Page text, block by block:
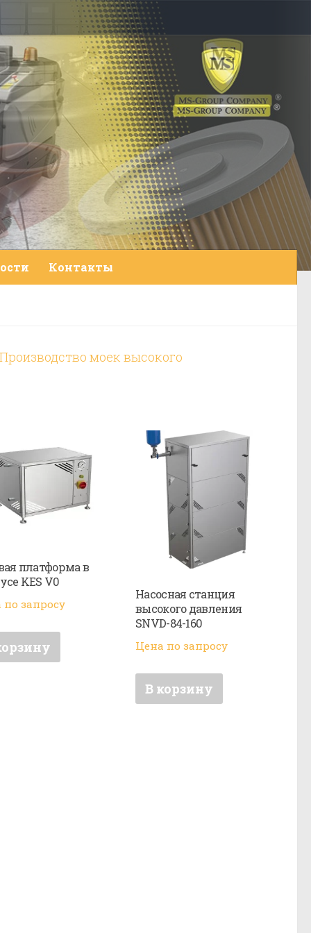
Контакты
Производство моек высокого
платформа в
KES V0
запросу
Насосная станция
высокого давления
SNVD-84-160
Цена по запросу
В корзину